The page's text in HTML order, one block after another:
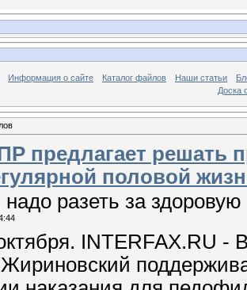
Информация о сайте Каталог файлов Наши статьи
Доска
предлагает решать
половой
разеть за здоровую
INTERFAX.RU